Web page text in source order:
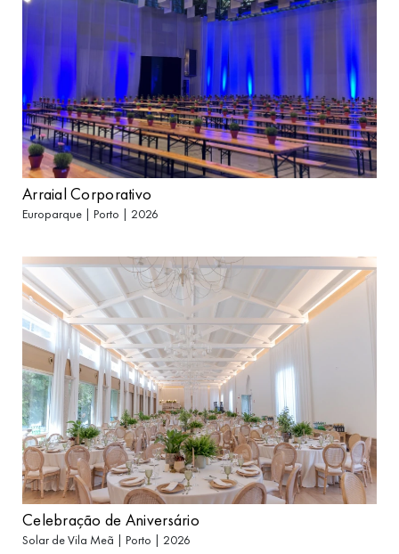
Arraial Corporativo
Europarque | Porto | 2026
Celebração de Aniversário
Solar de Vila Meã | Porto | 2026